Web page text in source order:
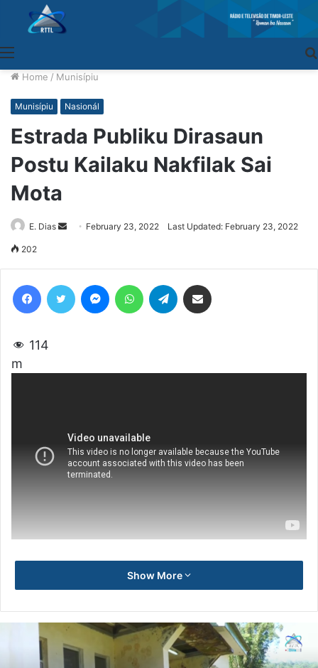
Home / Munisípiu
Munisípiu Nasionál
Estrada Publiku Dirasaun
Postu Kailaku Nakfilak Sai
Mota
E. Dias
SendFebruary 23, 2022 Last Updated: February 23, 2022
202
114
m
Show More